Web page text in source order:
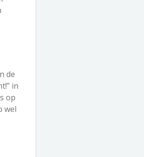
de
in
op
wel